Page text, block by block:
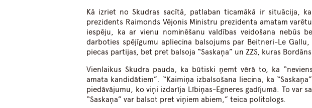
Kā izriet no Skudras sacītā, patlaban ticamākā ir situācija,
prezidents Raimonds Vējonis Ministru prezidenta amatam
iespēju, ka ar vienu nominēšanu valdības veidošana nebūs
darboties spējīgumu apliecina balsojums par Beitneri-Le
piecas partijas, bet pret balsoja “Saskaņa” un ZZS, kuras
Vienlaikus Skudra pauda, ka būtiski ņemt vērā to, ka
amata kandidātiem”. “Kaimiņa izbalsošana liecina, ka
piedāvājumu, ko viņi izdarīja Lībiņas-Egneres gadījumā. To var
“Saskaņa” var balsot pret viņiem abiem,” teica politologs.